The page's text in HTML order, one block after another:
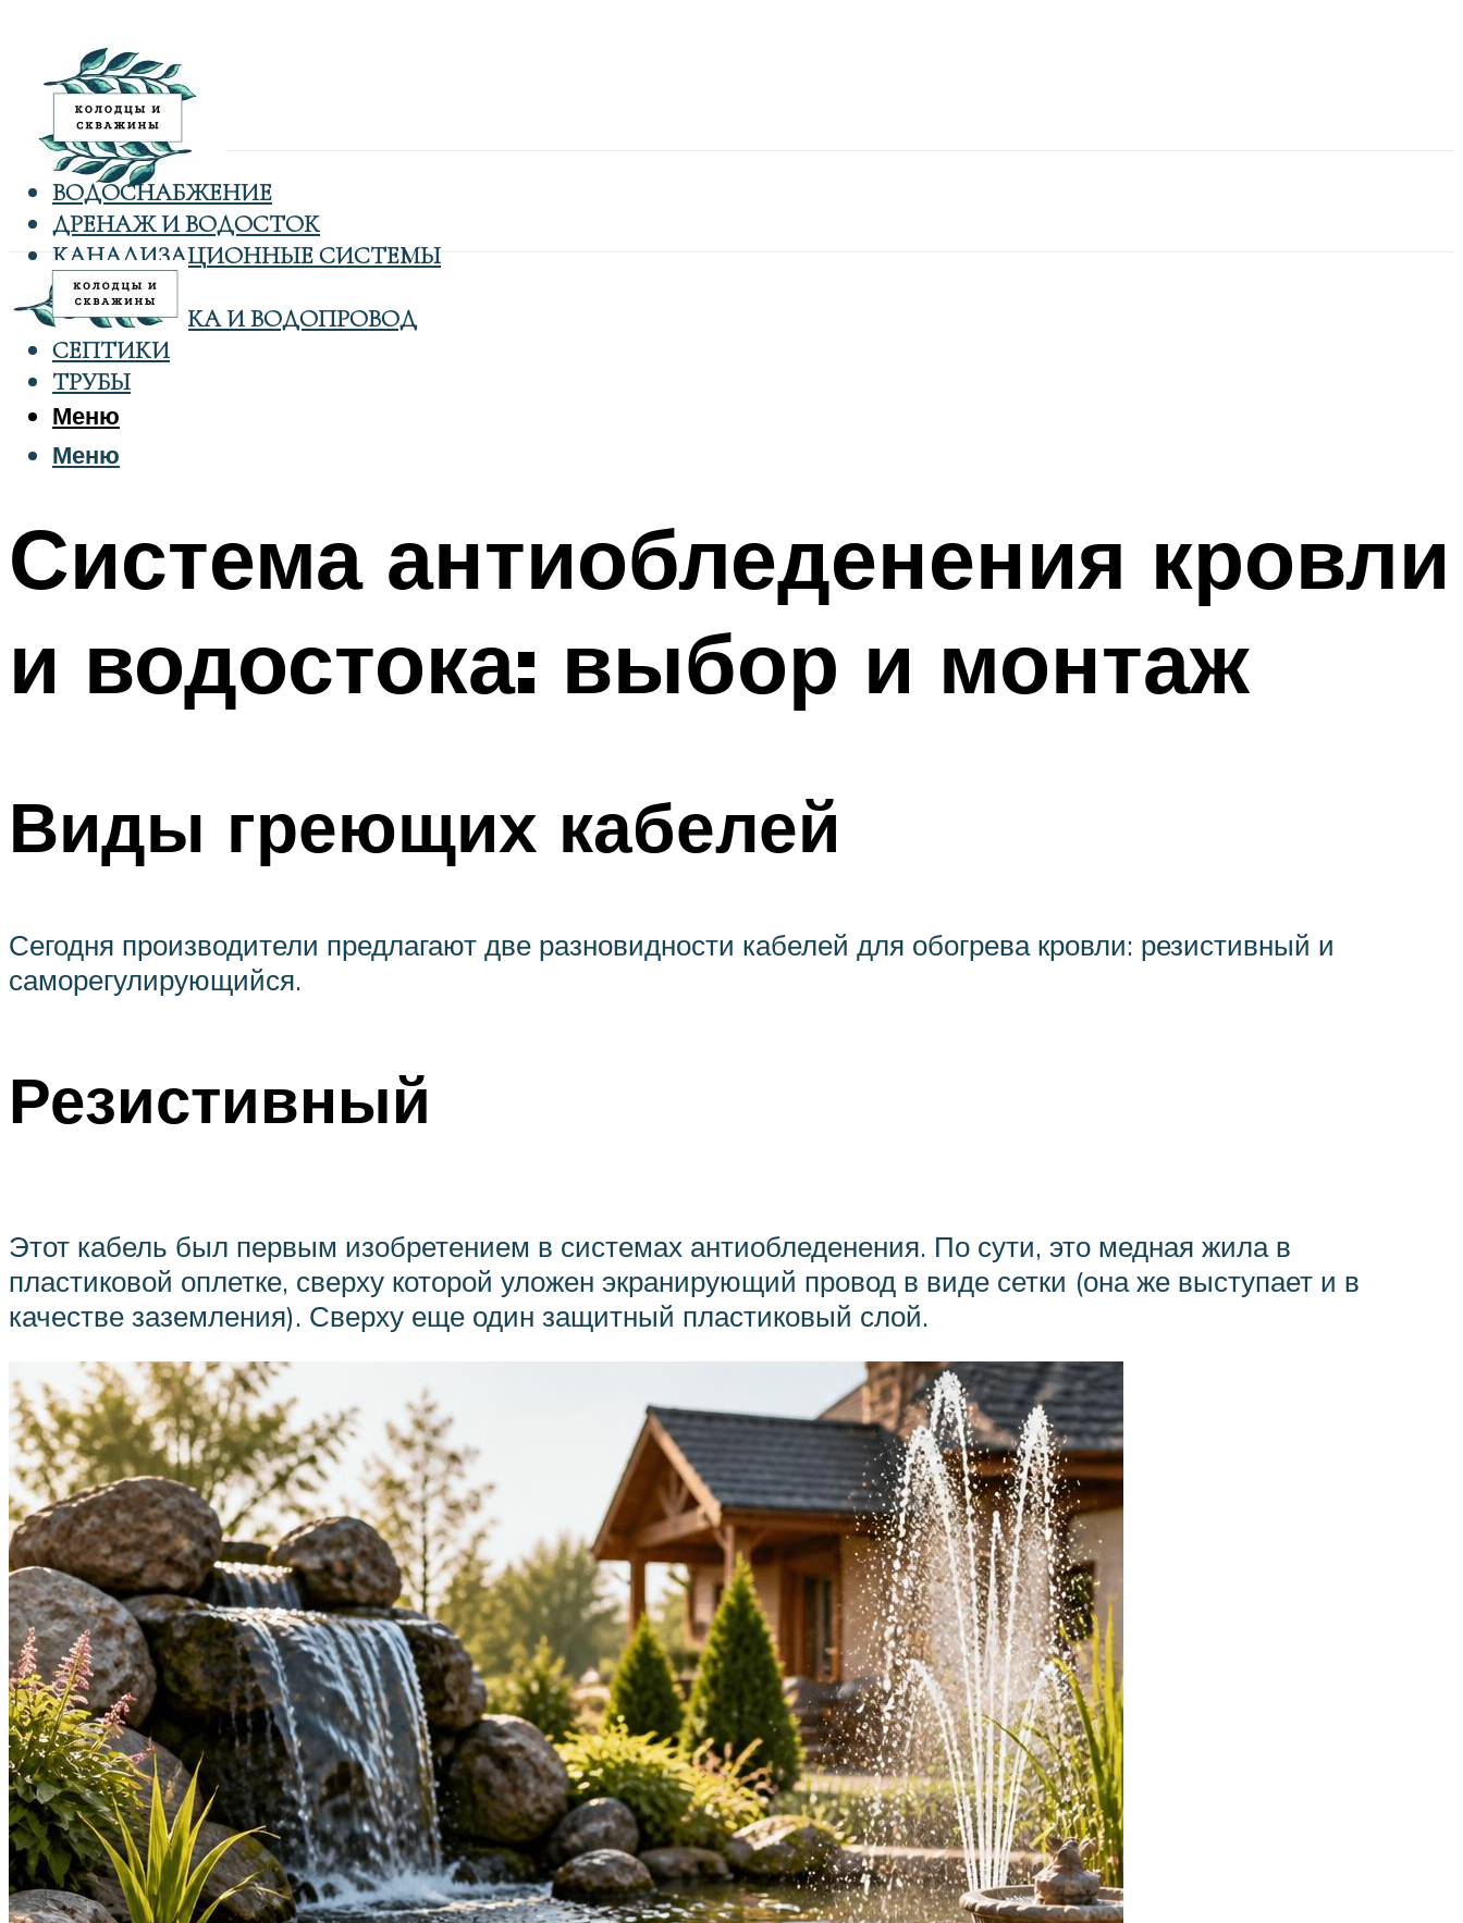
ВОДОСНАБЖЕНИЕ
ДРЕНАЖ И ВОДОСТОК
КАНАЛИЗАЦИОННЫЕ СИСТЕМЫ
КОЛОДЦЫ
САНТЕХНИКА И ВОДОПРОВОД
СЕПТИКИ
ТРУБЫ
Меню
Меню
Система антиобледенения кровли
и водостока: выбор и монтаж
Виды греющих кабелей
Сегодня производители предлагают две разновидности кабелей для обогрева кровли: резистивный и
саморегулирующийся.
Резистивный
Этот кабель был первым изобретением в системах антиобледенения. По сути, это медная жила в
пластиковой оплетке, сверху которой уложен экранирующий провод в виде сетки (она же выступает и в
качестве заземления). Сверху еще один защитный пластиковый слой.